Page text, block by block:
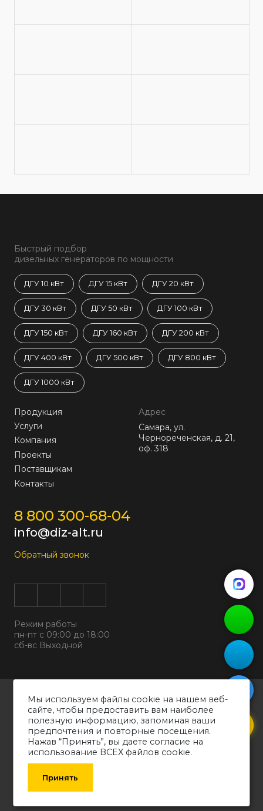
Быстрый подбор
дизельных генераторов по мощности
ДГУ 10 кВт ДГУ 15 кВт ДГУ 20 кВт
ДГУ 30 кВт ДГУ 50 кВт ДГУ 100 кВт
ДГУ 150 кВт ДГУ 160 кВт ДГУ 200 кВт
ДГУ 400 кВт ДГУ 500 кВт ДГУ 800 кВт
ДГУ 1000 кВт
Продукция
Услуги
Компания
Проекты
Поставщикам
Контакты
Адрес
Самара, ул.
Чернореченская, д. 21,
оф. 318
8 800 300-68-04
info@diz-alt.ru
Обратный звонок
Режим работы
пн-пт с 09:00 до 18:00
сб-вс Выходной
Все права защищены © 2026
ООО "ДИЗАЛЬТ"
ИНН 6318069799 ОГРН 1226300038194
Политика конфиденциальности
Согласие на обработку персональных данных
Обращаем ваше внимание на то, что вся информация о товарах,
носит информативный характер и может быть изменена производителем
Мы используем файлы cookie на нашем веб-
сайте, чтобы предоставить вам наиболее
полезную информацию, запоминая ваши
предпочтения и повторные посещения.
Нажав “Принять”, вы даете согласие на
использование ВСЕХ файлов cookie.
Принять